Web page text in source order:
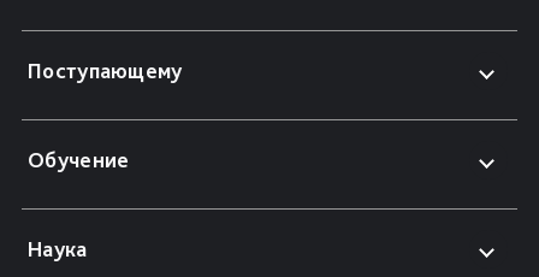
Поступающему
Обучение
Наука